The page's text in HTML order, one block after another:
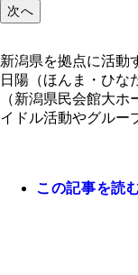
次へ
新潟県を拠点に活動
日陽（ほんま・ひな
（新潟県民会館大
イドル活動やグルー
この記事を読